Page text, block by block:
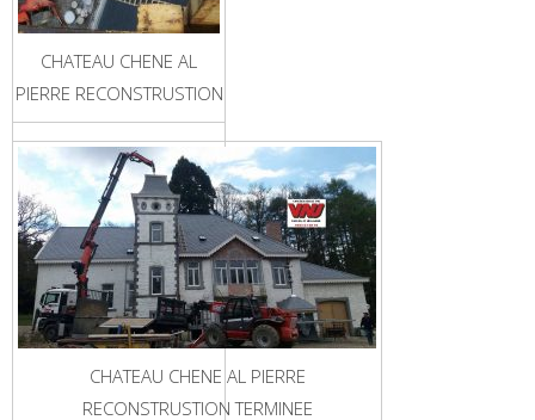
CHATEAU CHENE AL
PIERRE RECONSTRUSTION
CHATEAU CHENE AL PIERRE
RECONSTRUSTION TERMINEE